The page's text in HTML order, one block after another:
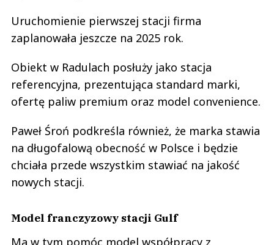
Uruchomienie pierwszej stacji firma
zaplanowała jeszcze na 2025 rok.
Obiekt w Radulach posłuży jako stacja
referencyjna, prezentująca standard marki,
ofertę paliw premium oraz model convenience.
Paweł Śroń podkreśla również, że marka stawia
na długofalową obecność w Polsce i będzie
chciała przede wszystkim stawiać na jakość
nowych stacji.
Model franczyzowy stacji Gulf